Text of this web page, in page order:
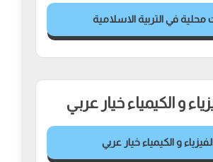
محلية في التربية الاسلامية
و الكيمياء خيار عربي
و الكيمياء خيار عربي